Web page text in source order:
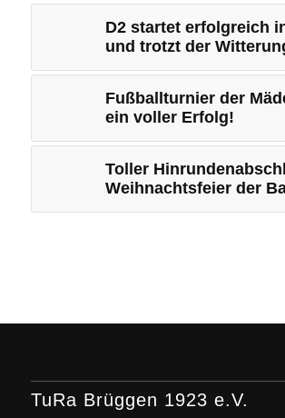
D2 startet erfolgreich
und trotzt der
Fußballturnier der
ein voller Erfolg!
Toller
Weihnachtsfeier der
TuRa Brüggen 1923 e.V.